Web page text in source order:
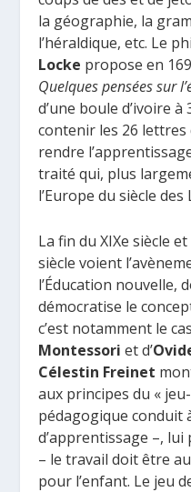
la géographie, la
l’héraldique, etc. Le
Locke propose en
Quelques pensées sur
d’une boule d’ivoire
contenir les 26 lettres
rendre
traité qui, plus
l’Europe du siècle des
La fin du XIXe siècle
siècle voient
l’Éducation nouvelle,
démocratise le
c’est notamment le
Montessori et d’
Célestin Freinet
aux principes du «
pédagogique conduit
d’apprentissage –,
– le travail doit être
pour l’enfant. Le jeu